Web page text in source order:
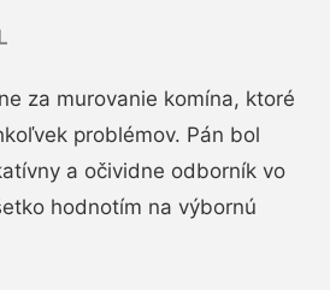
za murovanie komína, ktoré
problémov. Pán bol
a očividne odborník vo
hodnotím na výbornú